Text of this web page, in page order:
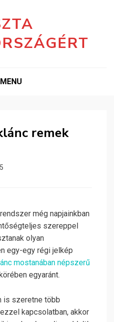
MENU
remek
még napjainkban
szereppel
olyan
egy-egy régi jelkép
mostanában népszerű
egyaránt.
is szeretne több
kapcsolatban, akkor